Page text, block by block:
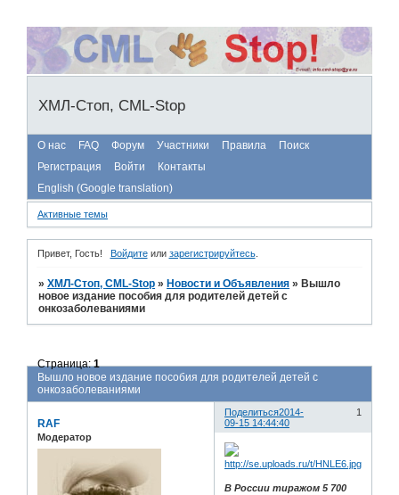
ХМЛ-Стоп, CML-Stop
О нас FAQ Форум Участники Правила
Поиск
Регистрация
Войти
Контакты
English (Google translation)
Активные темы
Привет, Гость! Войдитеили зарегистрируйтесь.
»ХМЛ-Стоп, CML-Stop » Новости и Объявления » Вышло
новое издание пособия для родителей детей с
онкозаболеваниями
Вышло новое издание пособия для родителей детей с
онкозаболеваниями
Страница:1
Поделиться 1
2014-
09-15 14:44:40
RAF
Модератор
В России тиражом 5 700